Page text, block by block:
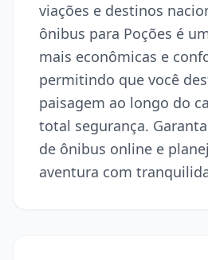
viações e destinos
ônibus para Poções é
mais econômicas e
permitindo que você
paisagem ao longo do
total segurança.
de ônibus online e
aventura com